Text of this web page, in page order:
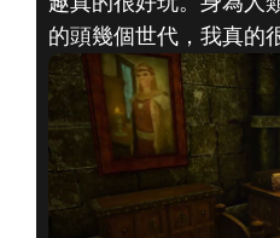
的頭幾個世代，我真的